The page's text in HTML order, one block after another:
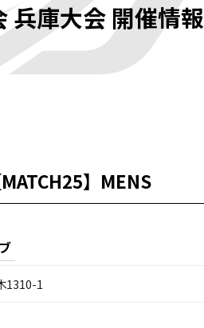
兵庫大会 開催情報
】MENS
1310-1